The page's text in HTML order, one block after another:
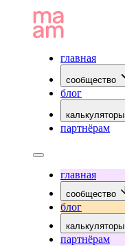
главная
сообщество
блог
калькуляторы
партнёрам
главная
сообщество
блог
калькуляторы
партнёрам